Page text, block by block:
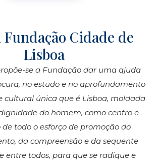
Fundação Cidade de
Lisboa
se a Fundação dar uma ajuda
no estudo e no aprofundamento
cultural única que é Lisboa, moldada
do homem, como centro e
todo o esforço de promoção do
da compreensão e da sequente
entre todos, para que se radique e